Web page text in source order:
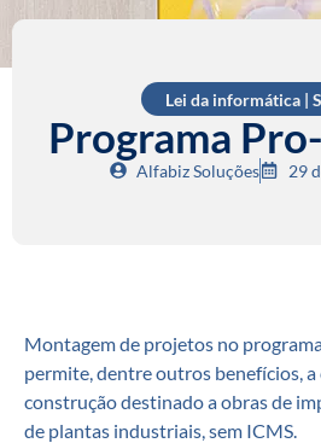
Lei da informática|
Programa
Alfabiz Soluções 29
Montagem de projetos no
permite, dentre outros benefícios,
construção destinado a obras de
de plantas industriais, sem ICMS.